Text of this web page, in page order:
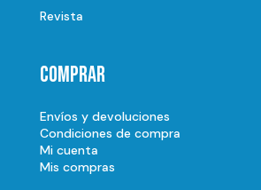
Revista
Comprar
Envíos y devoluciones
Condiciones de compra
Mi cuenta
Mis compras